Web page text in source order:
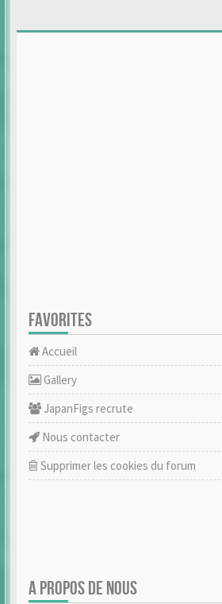
FAVORITES
Accueil
Gallery
JapanFigs recrute
Nous contacter
Supprimer les cookies du forum
A PROPOS DE NOUS